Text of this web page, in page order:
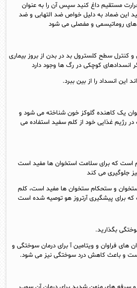
مستقیم داغ کنید سپس آن را به عنوان
این ضماد به دلیل خواص ضد التهابی و ضد
روماتیسمی و مفصلی می شود
کنترل سطح کلسترول بد در بدن از بروز بیماری
انسدادهای کوچکی در رگ ها وجود دارد
این انسداد را از بین ببرد.
یک کاهنده گلوکز خون شناخته می شود و
در رژیم غذایی خود از کلم سفید استفاده می
است که برای سلامت استخوان ها مفید است
جلوگیری می کند
و ستحکام ستخوان ها مفید است، کلم
برای پیشگیری آرتروز هو توصیه شده است
بگذارید.
های فراوان و ویتامین آ برای درمان سوختگی و
و باعث کاهش درد سوختگی نیز می شود.